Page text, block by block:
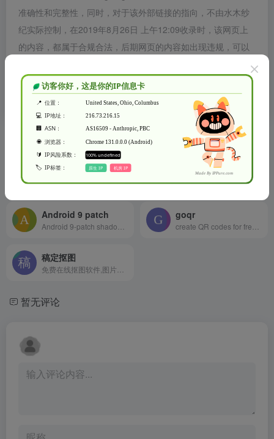
准确性和完整性，同时，对于该外部链接的指向，不由水木纱
纪实际控制，在2019年8月26日 上午12:09收录时，该网页上
的内容，都属于合规合法，后期网页的内容如出现违规，可以
水木纱纪致力于优质、实用的网络站点资源收集与分享！
相关导航
ezgif
simple online GIF maker and toolset for basic animated GIF editing.
tinypng
Optimize your images with a perfect balance in quality and file size.
Android 9 patch goqr
稿定抠图
暂无评论